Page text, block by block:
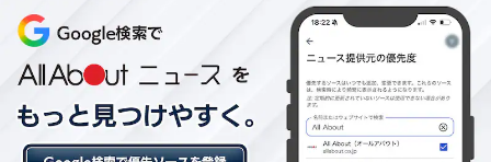
「湘南台温泉 らく」は奥湯河原の源泉を堪能でき
る駅近の癒やしスポット